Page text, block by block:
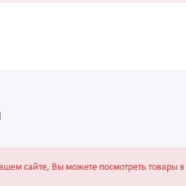
сайте, Вы можете посмотреть товары в